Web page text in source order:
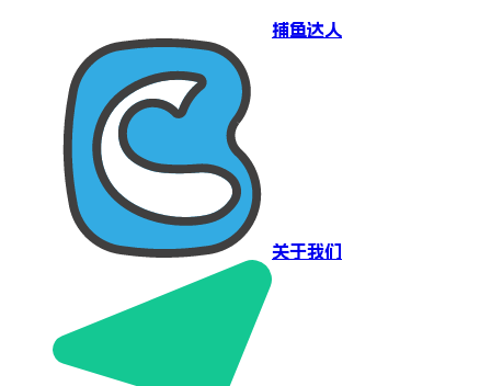
捕鱼达人
关于我们